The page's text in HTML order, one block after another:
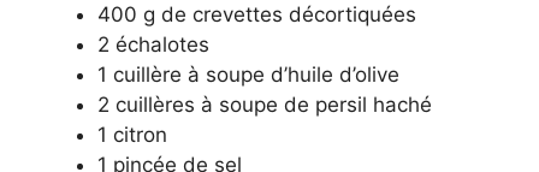
400 g de crevettes décortiquées
2 échalotes
1 cuillère à soupe d’huile d’olive
2 cuillères à soupe de persil haché
1 citron
1 pincée de sel